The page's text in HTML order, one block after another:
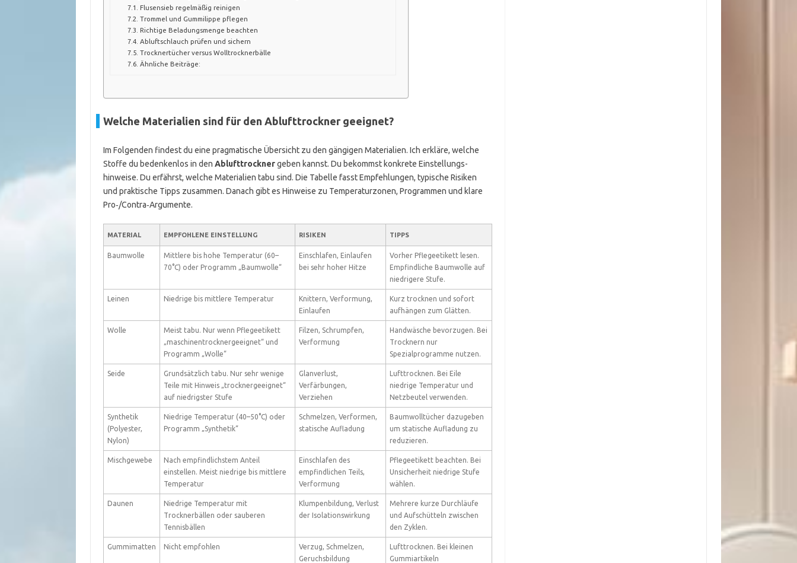
Flusensieb regelmäßig reinigen
Trommel und Gummilippe pflegen
Richtige Beladungsmenge beachten
Abluftschlauch prüfen und sichern
Trocknertücher versus Wolltrocknerbälle
Ähnliche Beiträge:
Welche Materialien sind für den Ablufttrockner geeignet?
Im Folgenden findest du eine pragmatische Übersicht zu den gängigen Materialien. Ich erkläre, welche
Stoffe du bedenkenlos in den Ablufttrocknergeben kannst. Du bekommst konkrete Einstellungs­
hinweise. Du erfährst, welche Materialien tabu sind. Die Tabelle fasst Empfehlungen, typische Risiken
und praktische Tipps zusammen. Danach gibt es Hinweise zu Temperaturzonen, Programmen und klare
Pro‑/Contra‑Argumente.
MATERIAL EMPFOHLENE EINSTELLUNG RISIKEN TIPPS
Baumwolle
Mittlere bis hohe Temperatur (60–
70°C) oder Programm „Baumwolle“
Einschlafen, Einlaufen
bei sehr hoher Hitze
Vorher Pflegeetikett lesen.
Empfindliche Baumwolle auf
niedrigere Stufe.
Leinen Niedrige bis mittlere Temperatur
Knittern, Verformung,
Einlaufen
Kurz trocknen und sofort
aufhängen zum Glätten.
Wolle
Meist tabu. Nur wenn Pflegeetikett
„maschinentrocknergeeignet“ und
Programm „Wolle“
Filzen, Schrumpfen,
Verformung
Handwäsche bevorzugen. Bei
Trocknern nur
Spezialprogramme nutzen.
Seide
Grundsätzlich tabu. Nur sehr wenige
Teile mit Hinweis „trocknergeeignet“
auf niedrigster Stufe
Glanverlust,
Verfärbungen,
Verziehen
Lufttrocknen. Bei Eile
niedrige Temperatur und
Netzbeutel verwenden.
Synthetik
(Polyester,
Nylon)
Niedrige Temperatur (40–50°C) oder
Programm „Synthetik“
Schmelzen, Verformen,
statische Aufladung
Baumwolltücher dazugeben
um statische Aufladung zu
reduzieren.
Mischgewebe
Nach empfindlichstem Anteil
einstellen. Meist niedrige bis mittlere
Temperatur
Einschlafen des
empfindlichen Teils,
Verformung
Pflegeetikett beachten. Bei
Unsicherheit niedrige Stufe
wählen.
Daunen
Niedrige Temperatur mit
Trocknerbällen oder sauberen
Tennisbällen
Klumpenbildung, Verlust
der Isolationswirkung
Mehrere kurze Durchläufe
und Aufschütteln zwischen
den Zyklen.
Gummimatten Nicht empfohlen
Verzug, Schmelzen,
Geruchsbildung
Lufttrocknen. Bei kleinen
Gummiartikeln